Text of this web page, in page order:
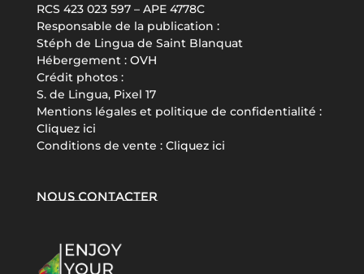
RCS 423 023 597 – APE 4778C
Responsable de la publication :
Stéph de Lingua de Saint Blanquat
Hébergement : OVH
Crédit photos :
S. de Lingua, Pixel 17
Mentions légales et politique de confidentialité :
Cliquez ici
Conditions de vente : Cliquez ici
Nous contacter